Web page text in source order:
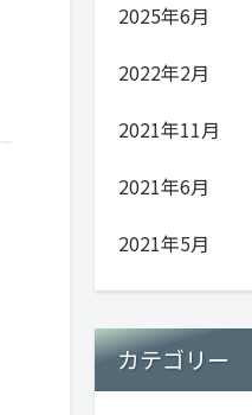
2025年6月
2022年2月
2021年11月
2021年6月
2021年5月
カテゴリー